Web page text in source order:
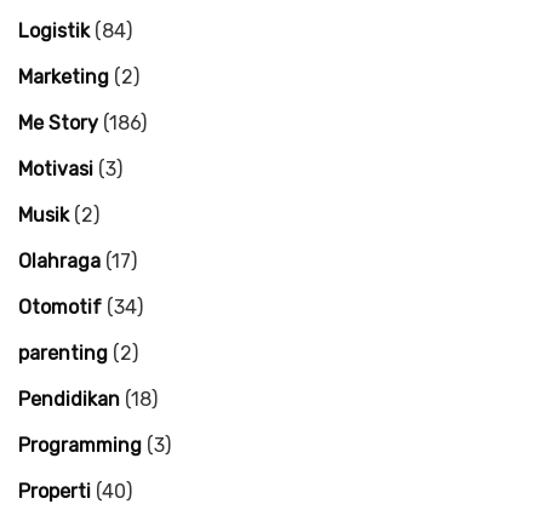
Logistik(84)
Marketing (2)
Me Story (186)
Motivasi (3)
Musik(2)
Olahraga (17)
Otomotif (34)
parenting (2)
Pendidikan (18)
Programming (3)
Properti (40)